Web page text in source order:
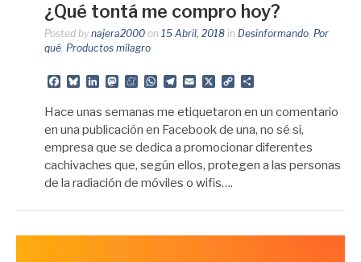
¿Qué tontá me compro hoy?
Posted by najera2000 on 15 Abril, 2018 in Desinformando, Por
qué, Productos milagro
Facebook
BlueskyLinkedIn
Mastodon
Meneame
WhatsApp
Telegram
Email
X
Copy
Hace unas semanas me etiquetaron en un comentario
en una publicación en Facebook de una, no sé si,
empresa que se dedica a promocionar diferentes
cachivaches que, según ellos, protegen a las personas
de la radiación de móviles o wifis….